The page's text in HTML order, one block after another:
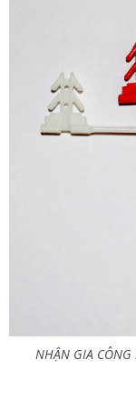
NHẬN GIA CÔNG